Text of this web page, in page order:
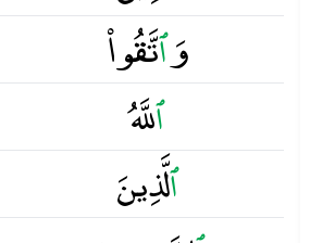
وَٱتَّقُوا۟
ٱللَّهُ
ٱلَّذِينَ